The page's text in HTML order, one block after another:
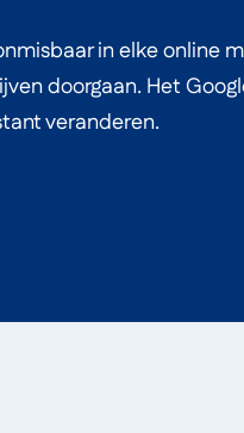
in elke online
doorgaan. Het
veranderen.